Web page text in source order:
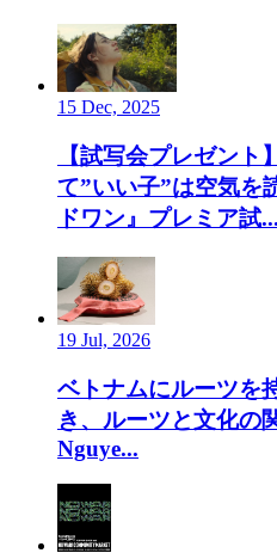
15 Dec, 2025
【試写会プレゼント
て”いい子”は空気を
ドワン』プレミア試...
19 Jul, 2026
ベトナムにルーツを
き、ルーツと文化の
Nguye...